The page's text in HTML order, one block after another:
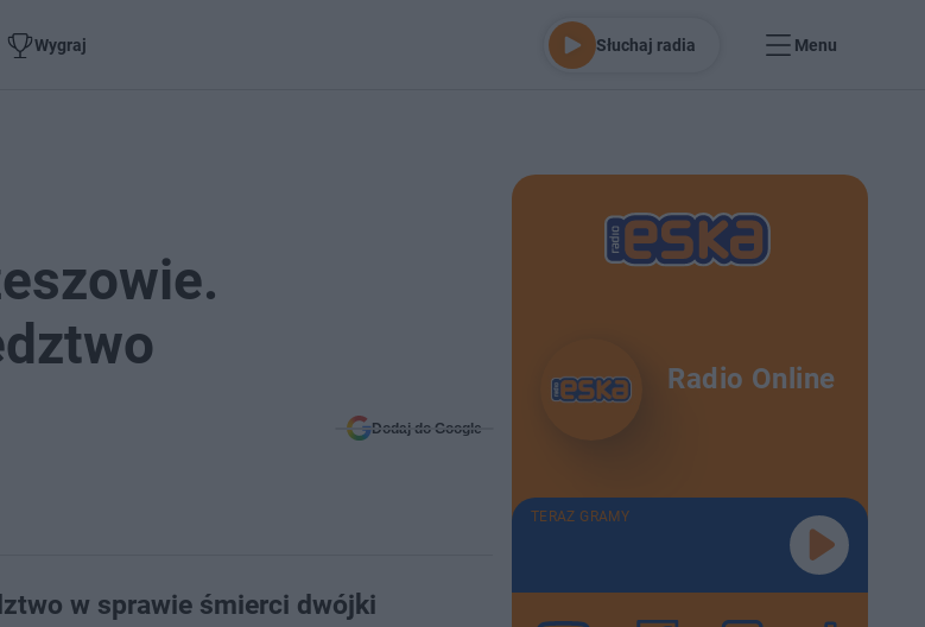
Wygraj Słuchaj radia Menu
Dodaj do Google
w sprawie śmierci dwójki
Radio Online
TERAZ GRAMY